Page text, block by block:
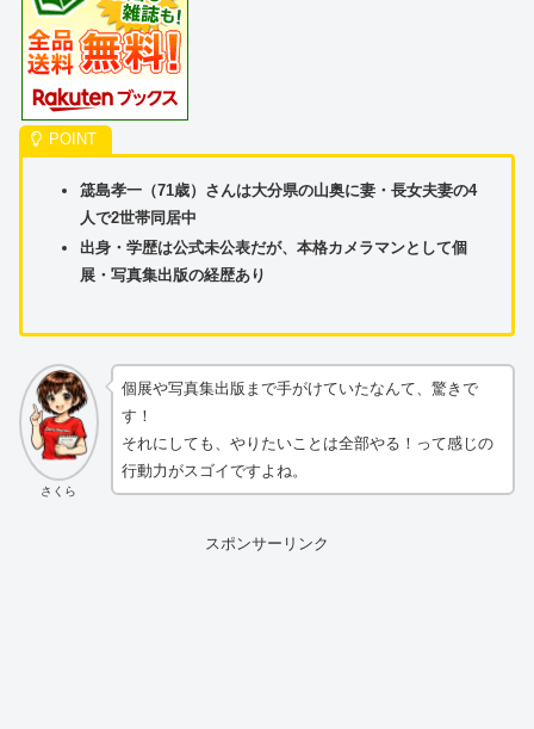
筬島孝一（71歳）さんは大分県の山奥に妻・長女夫妻の4
人で2世帯同居中
出身・学歴は公式未公表だが、本格カメラマンとして個
展・写真集出版の経歴あり
さくら
個展や写真集出版まで手がけていたなんて、驚きで
す！
それにしても、やりたいことは全部やる！って感じの
行動力がスゴイですよね。
スポンサーリンク